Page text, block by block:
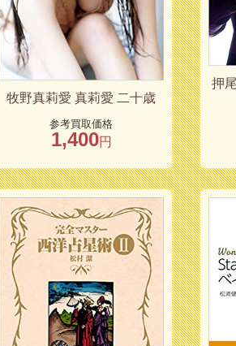
牧野真莉愛 真莉愛 二十歳
参考買取価格
1,400円
押